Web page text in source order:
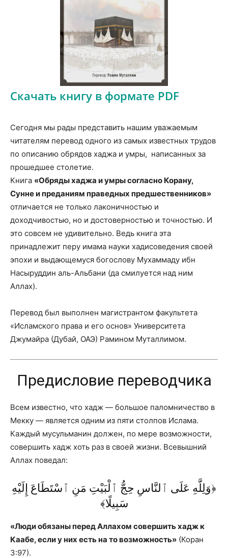
Скачать книгу в формате PDF
Сегодня мы рады представить нашим уважаемым
читателям перевод одного из самых известных трудов
по описанию обрядов хаджа и умры, написанных за
прошедшее столетие.
Книга «Обряды хаджа и умры согласно Корану,
Сунне и преданиям праведных предшественников»
отличается не только лаконичностью и
доходчивостью, но и достоверностью и точностью. И
это совсем не удивительно. Ведь книга эта
принадлежит перу имама науки хадисоведения своей
эпохи и выдающемуся богослову Мухаммаду ибн
Насыруддин аль-Альбани (да смилуется над ним
Аллах).
Перевод был выполнен магистрантом факультета
«Исламского права и его основ» Университета
Джумайра (Дубай, ОАЭ) Рамином Муталлимом.
Предисловие переводчика
Всем известно, что хадж — большое паломничест­во в
Мекку — является одним из пяти столпов Ислама.
Каждый мусульманин должен, по мере возможности,
совершить хадж хоть раз в своей жизни. Всевышний
Аллах поведал:
﴿وَلِلَّهِ عَلَى ٱلنَّاسِ حِجُّ ٱلْبَيْتِ مَنِ ٱسْتَطَاعَ إِلَيْهِ
سَبِيلًا﴾
«Люди обязаны перед Аллахом совершить хадж к
Каабе, если у них есть на то возможность» (Коран
3:97).